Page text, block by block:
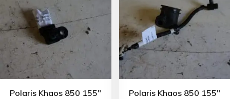
Polaris Khaos 850 155″
Polaris Khaos 850 155″